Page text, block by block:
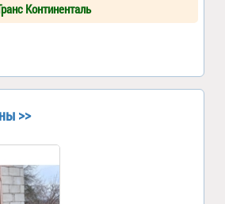
Континенталь
>>